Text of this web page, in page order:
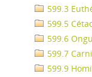
599.3
599.5
599.6
599.7
599.9